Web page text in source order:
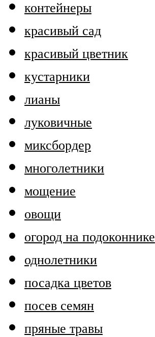
контейнеры
красивый сад
красивый цветник
кустарники
лианы
луковичные
миксбордер
многолетники
мощение
овощи
огород на подоконнике
однолетники
посадка цветов
посев семян
пряные травы